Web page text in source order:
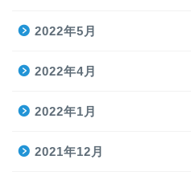
2022年5月
2022年4月
2022年1月
2021年12月